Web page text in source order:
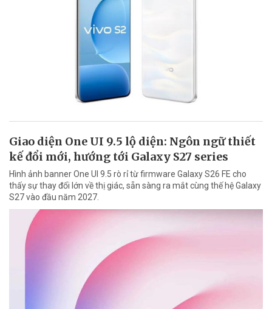
Giao diện One UI 9.5 lộ diện: Ngôn ngữ thiết
kế đổi mới, hướng tới Galaxy S27 series
Hình ảnh banner One UI 9.5 rò rỉ từ firmware Galaxy S26 FE cho
thấy sự thay đổi lớn về thị giác, sẵn sàng ra mắt cùng thế hệ Galaxy
S27 vào đầu năm 2027.